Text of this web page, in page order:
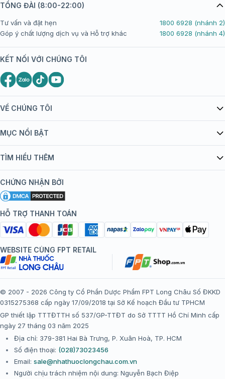
VỀ CHÚNG TÔI
Giới thiệu Tiêm Chủng FPT Long Châu
bán hàng
Chính sách nội dung
Chính sách bảo mật
Chính sách bảo mật dữ liệu cá nhân
Chính sách thanh toán
Chính sách đổi trả gói, mũi tiêm tại trung tâm tiêm chủng
FPT Long Châu
Thể lệ chương trình “Tích điểm nhận đặc quyền”
MỤC NỔI BẬT
Danh mục vắc xin
Đội ngũ bác sĩ, chuyên gia
Hệ thống trung tâm tiêm chủng
TÌM HIỂU THÊM
Khuyến mãi
Tôi nên tiêm gì?
Tiêm chủng đi nước ngoài
CHỨNG NHẬN BỞI
HỖ TRỢ THANH TOÁN
TỔNG ĐÀI (8:00-22:00)
Tư vấn và đặt hẹn
1800 6928 (nhánh 2)
Góp ý chất lượng dịch vụ và Hỗ trợ khác
1800 6928 (nhánh 4)
KẾT NỐI VỚI CHÚNG TÔI
WEBSITE CÙNG FPT RETAIL
© 2007 - 2026 Công ty Cổ Phần Dược Phẩm FPT Long Châu Số ĐKKD
0315275368 cấp ngày 17/09/2018 tại Sở Kế hoạch Đầu tư TPHCM
GP thiết lập TTTĐTTH số 537/GP-TTĐT do Sở TTTT Hồ Chí Minh cấp
ngày 27 tháng 03 năm 2025
Địa chỉ: 379-381 Hai Bà Trưng, P. Xuân Hoà, TP. HCM
Số điện thoại: (028)73023456
Email: sale@nhathuoclongchau.com.vn
Người chịu trách nhiệm nội dung: Nguyễn Bạch Điệp